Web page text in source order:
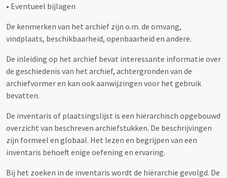
• Eventueel bijlagen
De kenmerken van het archief zijn o.m. de omvang,
vindplaats, beschikbaarheid, openbaarheid en andere.
De inleiding op het archief bevat interessante informatie over
de geschiedenis van het archief, achtergronden van de
archiefvormer en kan ook aanwijzingen voor het gebruik
bevatten.
De inventaris of plaatsingslijst is een hiërarchisch opgebouwd
overzicht van beschreven archiefstukken. De beschrijvingen
zijn formeel en globaal. Het lezen en begrijpen van een
inventaris behoeft enige oefening en ervaring.
Bij het zoeken in de inventaris wordt de hiërarchie gevolgd. De